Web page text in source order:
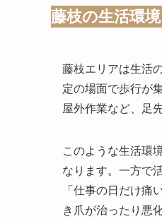
藤枝の生活環
藤枝エリアは生活
定の場面で歩行が
屋外作業など、足
このような生活環
なります。一方で
「仕事の日だけ痛
き爪が治ったり悪